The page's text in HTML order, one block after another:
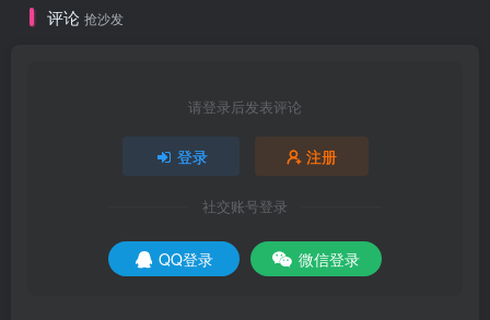
评论 抢沙发
请登录后发表评论
登录 注册
社交账号登录
QQ登录 微信登录